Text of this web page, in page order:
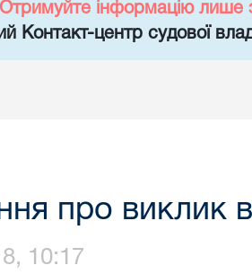
Отримуйте інформацію лише
Контакт-центр судової
про виклик
10:17